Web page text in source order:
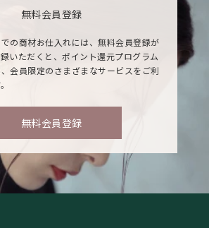
無料会員登録
の商材お仕入れには、無料会員登録が
いただくと、ポイント還元プログラム
会員限定のさまざまなサービスをご利
無料会員登録